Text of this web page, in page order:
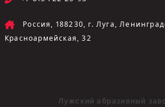
Россия, 188230, г. Луга,
Красноармейская, 32
Лужский абразивный